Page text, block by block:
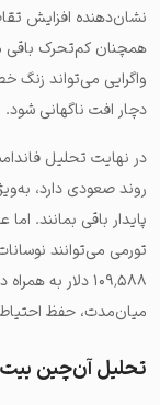
نشان‌دهنده افزایش
همچنان کم‌تحرک باقی
واگرایی می‌تواند زنگ
دچار افت ناگهانی شود.
در نهایت تحلیل
پایدار باقی بمانند.
تورمی می‌توانند
۱۰۹٬۵۸۸ دلار
میان‌مدت، حفظ
تحلیل آن‌چین